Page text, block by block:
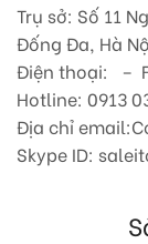
Trụ sở: Số 11
Đống Đa, Hà
Điện thoại: –
Hotline: 0913
Địa chỉ
Skype ID: